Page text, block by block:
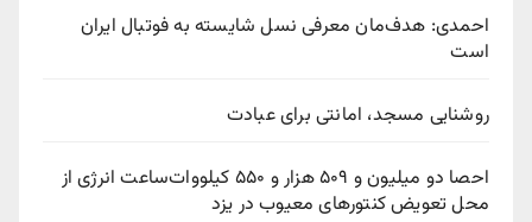
احمدی: هدف‌مان معرفی نسل شایسته به فوتبال ایران
است
روشنایی مسجد، امانتی برای عبادت
احصا دو میلیون و ۵۰۹ هزار و ۵۵۰ کیلووات‌ساعت انرژی از
محل تعویض کنتورهای معیوب در یزد